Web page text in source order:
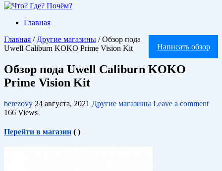
Главная
Написать обзор
Главная / Другие магазины / Обзор пода
Uwell Caliburn KOKO Prime Vision Kit
Обзор пода Uwell Caliburn KOKO
Prime Vision Kit
berezovy 24 августа, 2021 Другие магазины Leave a comment
166 Views
Перейти в магазин ( )